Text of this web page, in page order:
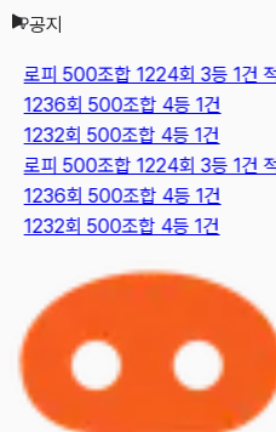
공지
로피 500조합 1224회 3등 1건
1236회 500조합 4등 1건
1232회 500조합 4등 1건
로피 500조합 1224회 3등 1건
1236회 500조합 4등 1건
1232회 500조합 4등 1건